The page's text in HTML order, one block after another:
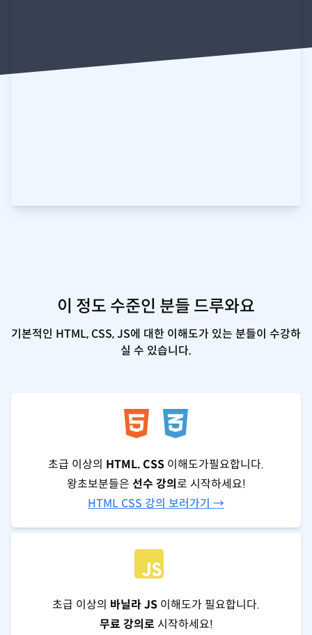
이 정도 수준인 분들 드루와요
기본적인 HTML, CSS, JS에 대한 이해도가 있는 분들이 수강하
실 수 있습니다.
초급 이상의 HTML. CSS 이해도가필요합니다.
왕초보분들은 선수 강의로 시작하세요!
HTML CSS 강의 보러가기 →
초급 이상의 바닐라 JS 이해도가 필요합니다.
무료 강의로 시작하세요!